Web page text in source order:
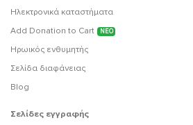
Ηλεκτρονικά καταστήματα
Add Donation to Cart
ΝΕΟ
Ηρωικός ενθυμητής
Σελίδα διαφάνειας
Blog
Σελίδες εγγραφής